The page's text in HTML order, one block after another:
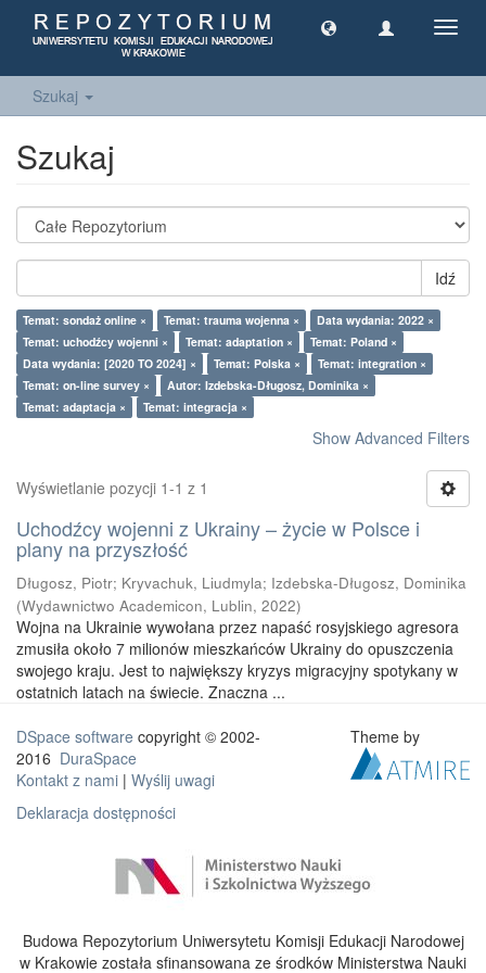
Szukaj
Szukaj
Idź
Temat: sondaż online × Temat: trauma wojenna ×
Data wydania: 2022 ×
Temat: uchodźcy wojenni ×
Temat: adaptation ×
Temat: Poland ×
Data wydania: [2020 TO 2024] ×
Temat: Polska ×
Temat: integration ×
Temat: on-line survey ×
Autor: Izdebska-Długosz, Dominika ×
Temat: adaptacja ×
Temat: integracja ×
Show Advanced Filters
Wyświetlanie pozycji 1-1 z 1
Uchodźcy wojenni z Ukrainy – życie w Polsce i
plany na przyszłość
Długosz, Piotr; Kryvachuk, Liudmyla; Izdebska-Długosz, Dominika
(Wydawnictwo Academicon, Lublin, 2022)
Wojna na Ukrainie wywołana przez napaść rosyjskiego agresora
zmusiła około 7 milionów mieszkańców Ukrainy do opuszczenia
swojego kraju. Jest to największy kryzys migracyjny spotykany w
ostatnich latach na świecie. Znaczna ...
DSpace software copyright © 2002-
2016 DuraSpace
Kontakt z nami | Wyślij uwagi
Deklaracja dostępności
Theme by
Budowa Repozytorium Uniwersytetu Komisji Edukacji Narodowej
w Krakowie została sfinansowana ze środków Ministerstwa Nauki